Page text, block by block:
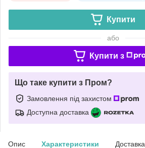
Купити
або
Купити з
Що таке купити з Пром?
Замовлення під захистом
Доступна доставка
Опис Характеристики Доставка